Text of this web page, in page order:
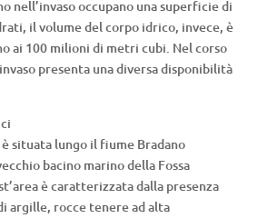
nell’invaso occupano una superficie di
il volume del corpo idrico, invece, è
ai 100 milioni di metri cubi. Nel corso
presenta una diversa disponibilità
è situata lungo il fiume Bradano
bacino marino della Fossa
è caratterizzata dalla presenza
argille, rocce tenere ad alta